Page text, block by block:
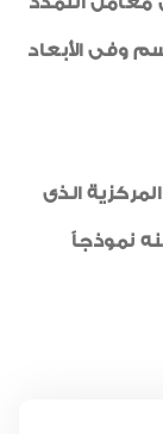
لها فى الأبعاد الطولى _+ 2.5سم وفى الأبعاد
الذى
نموذجاً